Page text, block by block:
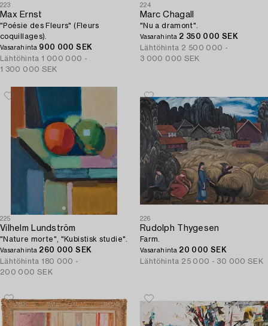
223
Max Ernst
"Poésie des Fleurs" (Fleurs
coquillages).
Vasarahinta 900 000 SEK
Lähtöhinta 1 000 000 -
1 300 000 SEK
224
Marc Chagall
"Nu a dramont".
Vasarahinta 2 350 000 SEK
Lähtöhinta 2 500 000 -
3 000 000 SEK
225
Vilhelm Lundström
"Nature morte", "Kubistisk studie".
Vasarahinta 260 000 SEK
Lähtöhinta 180 000 -
200 000 SEK
226
Rudolph Thygesen
Farm.
Vasarahinta 20 000 SEK
Lähtöhinta 25 000 - 30 000 SEK